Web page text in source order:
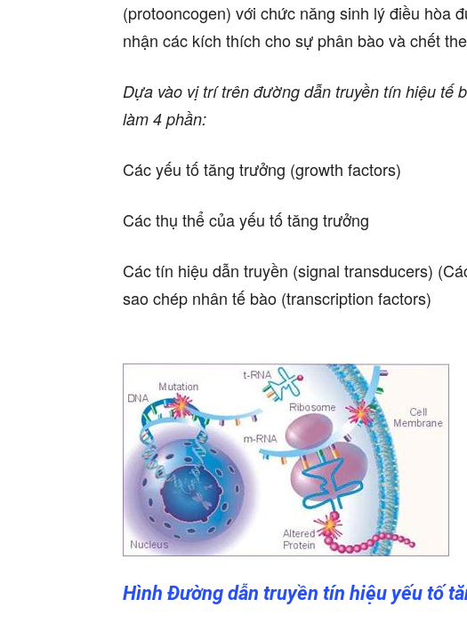
(protooncogen) với chức năng sinh lý điều hòa
nhận các kích thích cho sự phân bào và chết
Dựa vào vị trí trên đường dẫn truyền tín hiệu tế
làm 4 phần:
Các yếu tố tăng trưởng (growth factors)
Các thụ thể của yếu tố tăng trưởng
Các tín hiệu dẫn truyền (signal transducers)
sao chép nhân tế bào (transcription factors)
Hình Đường dẫn truyền tín hiệu yếu tố